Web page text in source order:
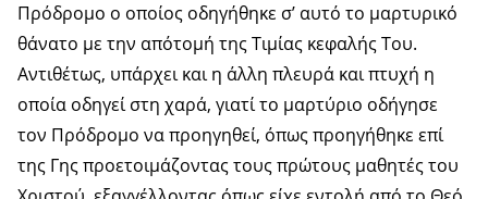
Πρόδρομο ο οποίος οδηγήθηκε σ’ αυτό το μαρτυρικό
θάνατο με την απότομή της Τιμίας κεφαλής Του.
Αντιθέτως, υπάρχει και η άλλη πλευρά και πτυχή η
οποία οδηγεί στη χαρά, γιατί το μαρτύριο οδήγησε
τον Πρόδρομο να προηγηθεί, όπως προηγήθηκε επί
της Γης προετοιμάζοντας τους πρώτους μαθητές του